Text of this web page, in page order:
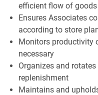
efficient flow of
Ensures Associates
according to store
Monitors productivity
necessary
Organizes and
replenishment
Maintains and